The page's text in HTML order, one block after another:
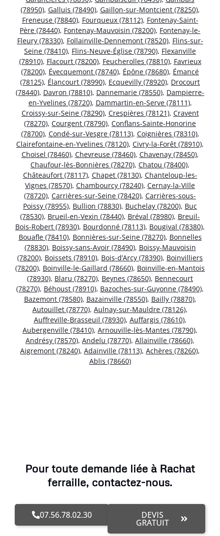
(78950), Galluis (78490), Gaillon-sur-Montcient (78250),
Freneuse (78840), Fourqueux (78112), Fontenay-Saint-
Père (78440), Fontenay-Mauvoisin (78200), Fontenay-le-
Fleury (78330), Follainville-Dennemont (78520), Flins-sur-
Seine (78410), Flins-Neuve-Église (78790), Flexanville
(78910), Flacourt (78200), Feucherolles (78810), Favrieux
(78200), Évecquemont (78740), Épône (78680), Émancé
(78125), Élancourt (78990), Ecquevilly (78920), Drocourt
(78440), Davron (78810), Dannemarie (78550), Dampierre-
en-Yvelines (78720), Dammartin-en-Serve (78111),
Croissy-sur-Seine (78290), Crespières (78121), Cravent
(78270), Courgent (78790), Conflans-Sainte-Honorine
(78700), Condé-sur-Vesgre (78113), Coignières (78310),
Clairefontaine-en-Yvelines (78120), Civry-la-Forêt (78910),
Choisel (78460), Chevreuse (78460), Chavenay (78450),
Chaufour-lès-Bonnières (78270), Chatou (78400),
Châteaufort (78117), Chapet (78130), Chanteloup-les-
Vignes (78570), Chambourcy (78240), Cernay-la-Ville
(78720), Carrières-sur-Seine (78420), Carrières-sous-
Poissy (78955), Bullion (78830), Buchelay (78200), Buc
(78530), Brueil-en-Vexin (78440), Bréval (78980), Breuil-
Bois-Robert (78930), Bourdonné (78113), Bougival (78380),
Bouafle (78410), Bonnières-sur-Seine (78270), Bonnelles
(78830), Boissy-sans-Avoir (78490), Boissy-Mauvoisin
(78200), Boissets (78910), Bois-d’Arcy (78390), Boinvilliers
(78200), Boinville-le-Gaillard (78660), Boinville-en-Mantois
(78930), Blaru (78270), Beynes (78650), Bennecourt
(78270), Béhoust (78910), Bazoches-sur-Guyonne (78490),
Bazemont (78580), Bazainville (78550), Bailly (78870),
Autouillet (78770), Aulnay-sur-Mauldre (78126),
Auffreville-Brasseuil (78930), Auffargis (78610),
Aubergenville (78410), Arnouville-lès-Mantes (78790),
Andrésy (78570), Andelu (78770), Allainville (78660),
Aigremont (78240), Adainville (78113), Achères (78260),
Ablis (78660)
Pour toute demande liée à Rachat
ferraille, contactez-nous.
07.56.78.02.30 DEVIS
GRATUIT